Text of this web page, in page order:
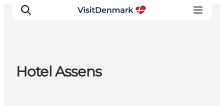
Hotel Assens